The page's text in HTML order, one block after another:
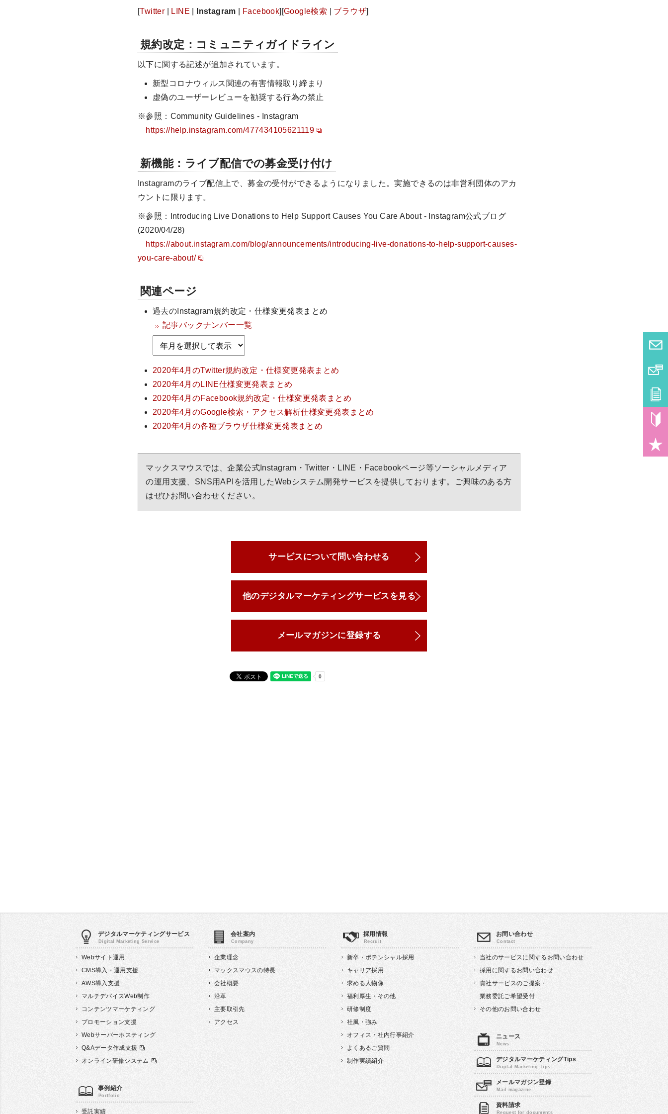
[Twitter LINE Instagram Facebook][Google検索 ブラウザ]
規約改定：コミュニティガイドライン
以下に関する記述が追加されています。
新型コロナウィルス関連の有害情報取り締まり
虚偽のユーザーレビューを勧奨する行為の禁止
※参照：Community Guidelines - Instagram
https://help.instagram.com/477434105621119
新機能：ライブ配信での募金受け付け
Instagramのライブ配信上で、募金の受付ができるようになりました。実施できるのは非営利団体のアカ
ウントに限ります。
※参照：Introducing Live Donations to Help Support Causes You Care About - Instagram公式ブログ
(2020/04/28)
https://about.instagram.com/blog/announcements/introducing-live-donations-to-help-support-causes-
you-care-about/
関連ページ
過去のInstagram規約改定・仕様変更発表まとめ
記事バックナンバー一覧
2020年4月のTwitter規約改定・仕様変更発表まとめ
2020年4月のLINE仕様変更発表まとめ
2020年4月のFacebook規約改定・仕様変更発表まとめ
2020年4月のGoogle検索・アクセス解析仕様変更発表まとめ
2020年4月の各種ブラウザ仕様変更発表まとめ
マックスマウスでは、企業公式Instagram・Twitter・LINE・Facebookページ等ソーシャルメディア
の運用支援、SNS用APIを活用したWebシステム開発サービスを提供しております。ご興味のある方
はぜひお問い合わせください。
サービスについて問い合わせる
他のデジタルマーケティングサービスを見る
メールマガジンに登録する
デジタルマーケティングサービス
Webサイト運用
CMS導入・運用支援
AWS導入支援
マルチデバイスWeb制作
コンテンツマーケティング
プロモーション支援
Webサーバーホスティング
Q&Aデータ作成支援
オンライン研修システム
事例紹介
受託実績
会社案内
企業理念
マックスマウスの特長
会社概要
沿革
主要取引先
アクセス
採用情報
新卒・ポテンシャル採用
キャリア採用
求める人物像
福利厚生・その他
研修制度
社風・強み
オフィス・社内行事紹介
よくあるご質問
制作実績紹介
お問い合わせ
当社のサービスに関するお問い合わせ
採用に関するお問い合わせ
貴社サービスのご提案・
業務委託ご希望受付
その他のお問い合わせ
ニュース
デジタルマーケティングTips
メールマガジン登録
資料請求